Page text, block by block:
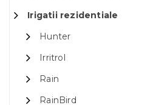
Irigatii rezidentiale
Hunter
Irritrol
Rain
RainBird